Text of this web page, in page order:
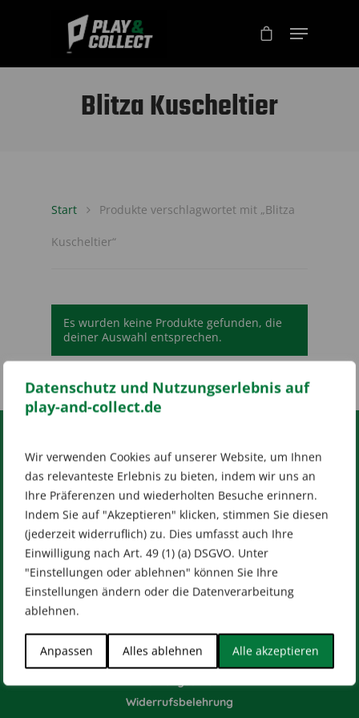
Datenschutz und Nutzungserlebnis auf
play-and-collect.de
Wir verwenden Cookies auf unserer Website, um Ihnen
das relevanteste Erlebnis zu bieten, indem wir uns an
Ihre Präferenzen und wiederholten Besuche erinnern.
Indem Sie auf "Akzeptieren" klicken, stimmen Sie diesen
(jederzeit widerruflich) zu. Dies umfasst auch Ihre
Einwilligung nach Art. 49 (1) (a) DSGVO. Unter
"Einstellungen oder ablehnen" können Sie Ihre
Einstellungen ändern oder die Datenverarbeitung
ablehnen.
Anpassen Alles ablehnen Alle akzeptieren
Blitza Kuscheltier
Start Produkte verschlagwortet mit „Blitza
Kuscheltier“
Es wurden keine Produkte gefunden, die
deiner Auswahl entsprechen.
RECHTLICHES
Impressum AGB
Datenschutz
[wt_cli_manage_consent]
Designed byDilly
HILFE & KONTAKT
Versandarten
Widerrufsbelehrung